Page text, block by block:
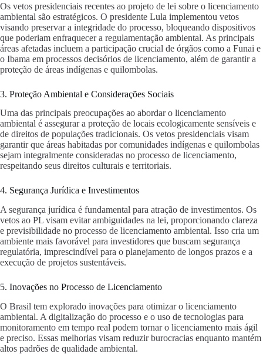
Os vetos presidenciais recentes ao projeto de lei sobre o licenciamento
ambiental são estratégicos. O presidente Lula implementou vetos
visando preservar a integridade do processo, bloqueando dispositivos
que poderiam enfraquecer a regulamentação ambiental. As principais
áreas afetadas incluem a participação crucial de órgãos como a Funai e
o Ibama em processos decisórios de licenciamento, além de garantir a
proteção de áreas indígenas e quilombolas.
3. Proteção Ambiental e Considerações Sociais
Uma das principais preocupações ao abordar o licenciamento
ambiental é assegurar a proteção de locais ecologicamente sensíveis e
de direitos de populações tradicionais. Os vetos presidenciais visam
garantir que áreas habitadas por comunidades indígenas e quilombolas
sejam integralmente consideradas no processo de licenciamento,
respeitando seus direitos culturais e territoriais.
4. Segurança Jurídica e Investimentos
A segurança jurídica é fundamental para atração de investimentos. Os
vetos ao PL visam evitar ambiguidades na lei, proporcionando clareza
e previsibilidade no processo de licenciamento ambiental. Isso cria um
ambiente mais favorável para investidores que buscam segurança
regulatória, imprescindível para o planejamento de longos prazos e a
execução de projetos sustentáveis.
5. Inovações no Processo de Licenciamento
O Brasil tem explorado inovações para otimizar o licenciamento
ambiental. A digitalização do processo e o uso de tecnologias para
monitoramento em tempo real podem tornar o licenciamento mais ágil
e preciso. Essas melhorias visam reduzir burocracias enquanto mantém
altos padrões de qualidade ambiental.